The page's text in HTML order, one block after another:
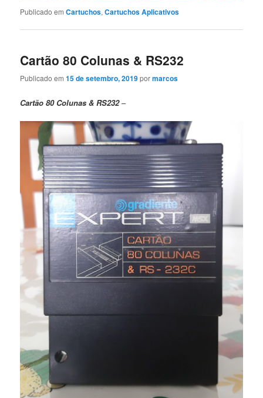
Publicado em Cartuchos,Cartuchos Aplicativos
Cartão 80 Colunas & RS232
Publicado em15 de setembro, 2019pormarcos
Cartão 80 Colunas & RS232–